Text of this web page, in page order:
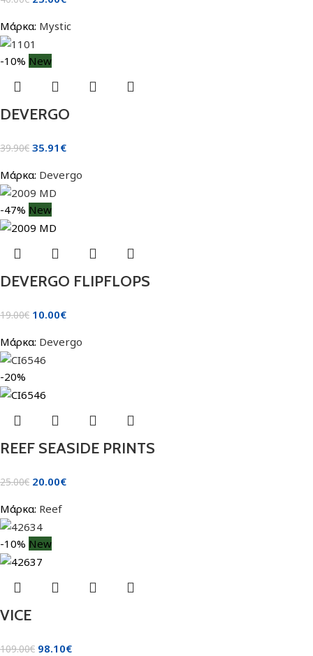
Μάρκα: Mystic
-10% New
DEVERGO
39.90€ 35.91 €
Μάρκα: Devergo
-47% New
DEVERGO FLIPFLOPS
19.00€ 10.00€
Μάρκα: Devergo
-20%
REEF SEASIDE PRINTS
25.00€ 20.00€
Μάρκα: Reef
-10% New
VICE
109.00€ 98.10€